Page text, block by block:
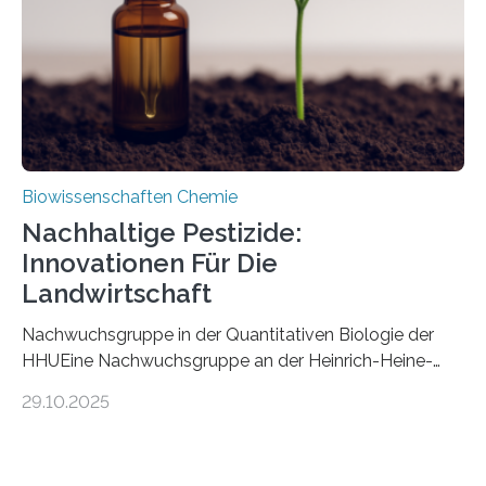
stellt gleichzeitig den ersten Fossilfund einer
Mückenlarve aus dem Mesozoikum dar, denn…
Biowissenschaften Chemie
Nachhaltige Pestizide:
Innovationen Für Die
Landwirtschaft
Nachwuchsgruppe in der Quantitativen Biologie der
HHUEine Nachwuchsgruppe an der Heinrich-Heine-
fünf Jahren erforschen, wie Bakterien auf
29.10.2025